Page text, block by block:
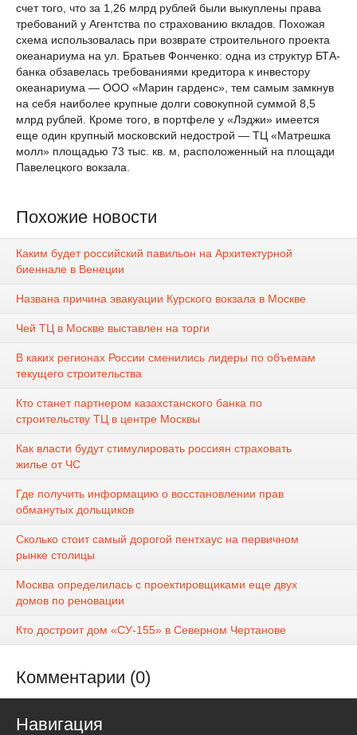
счет того, что за 1,26 млрд рублей были выкуплены права
требований у Агентства по страхованию вкладов. Похожая
схема использовалась при возврате строительного проекта
океанариума на ул. Братьев Фонченко: одна из структур БТА-
банка обзавелась требованиями кредитора к инвестору
океанариума — ООО «Марин гарденс», тем самым замкнув
на себя наиболее крупные долги совокупной суммой 8,5
млрд рублей. Кроме того, в портфеле у «Лэджи» имеется
еще один крупный московский недострой — ТЦ «Матрешка
молл» площадью 73 тыс. кв. м, расположенный на площади
Павелецкого вокзала.
Похожие новости
Каким будет российский павильон на Архитектурной
биеннале в Венеции
Названа причина эвакуации Курского вокзала в Москве
Чей ТЦ в Москве выставлен на торги
В каких регионах России сменились лидеры по объемам
текущего строительства
Кто станет партнером казахстанского банка по
строительству ТЦ в центре Москвы
Как власти будут стимулировать россиян страховать
жилье от ЧС
Где получить информацию о восстановлении прав
обманутых дольщиков
Сколько стоит самый дорогой пентхаус на первичном
рынке столицы
Москва определилась с проектировщиками еще двух
домов по реновации
Кто достроит дом «СУ-155» в Северном Чертанове
Комментарии (0)
Навигация